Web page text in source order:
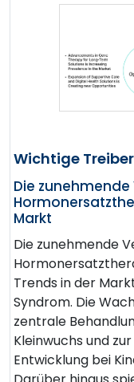
Wichtige
Die
Markt
Die zunehmende
Trends in der
Syndrom. Die
zentrale
Kleinwuchs und
Entwicklung bei